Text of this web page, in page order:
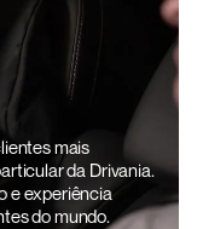
mais
da Drivania.
e experiência
do mundo.